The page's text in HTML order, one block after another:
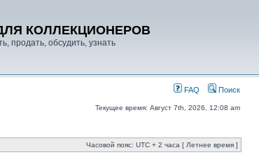
КОЛЛЕКЦИОНЕРОВ
продать, обсудить, узнать
FAQ Поиск
Текущее время: Август 7th, 2026, 12:08 am
Часовой пояс: UTC + 2 часа [ Летнее время ]